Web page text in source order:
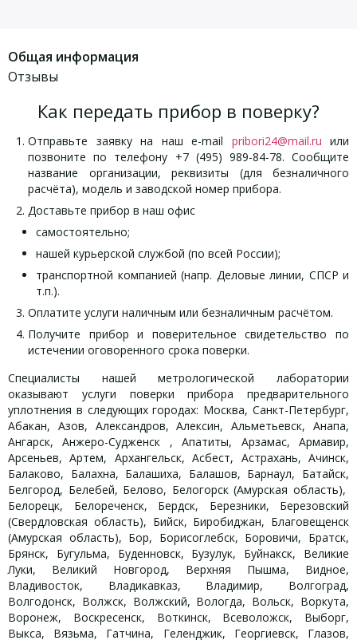
Общая информация
Отзывы
Как передать прибор в поверку?
Отправьте заявку на наш e-mail pribori24@mail.ru или
позвоните по телефону +7 (495) 989-84-78. Сообщите
название организации, реквизиты (для безналичного
расчёта), модель и заводской номер прибора.
Доставьте прибор в наш офис
самостоятельно;
нашей курьерской службой (по всей России);
транспортной компанией (напр. Деловые линии, СПСР и
т.п.).
Оплатите услуги наличным или безналичным расчётом.
Получите прибор и поверительное свидетельство по
истечении оговоренного срока поверки.
Специалисты нашей метрологической лаборатории
оказывают услуги поверки прибора предварительного
уплотнения в следующих городах: Москва, Санкт-Петербург,
Абакан, Азов, Александров, Алексин, Альметьевск, Анапа,
Ангарск, Анжеро-Судженск , Апатиты, Арзамас, Армавир,
Арсеньев, Артем, Архангельск, Асбест, Астрахань, Ачинск,
Балаково, Балахна, Балашиха, Балашов, Барнаул, Батайск,
Белгород, Белебей, Белово, Белогорск (Амурская область),
Белорецк, Белореченск, Бердск, Березники, Березовский
(Свердловская область), Бийск, Биробиджан, Благовещенск
(Амурская область), Бор, Борисоглебск, Боровичи, Братск,
Брянск, Бугульма, Буденновск, Бузулук, Буйнакск, Великие
Луки, Великий Новгород, Верхняя Пышма, Видное,
Владивосток, Владикавказ, Владимир, Волгоград,
Волгодонск, Волжск, Волжский, Вологда, Вольск, Воркута,
Воронеж, Воскресенск, Воткинск, Всеволожск, Выборг,
Выкса, Вязьма, Гатчина, Геленджик, Георгиевск, Глазов,